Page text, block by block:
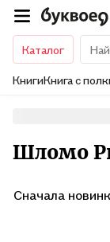
Каталог
КнигиКнига с
Шломо
Сначала